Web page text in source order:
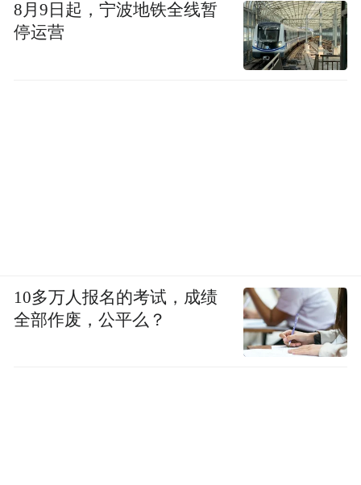
8月9日起，宁波地铁全线暂
停运营
10多万人报名的考试，成绩
全部作废，公平么？